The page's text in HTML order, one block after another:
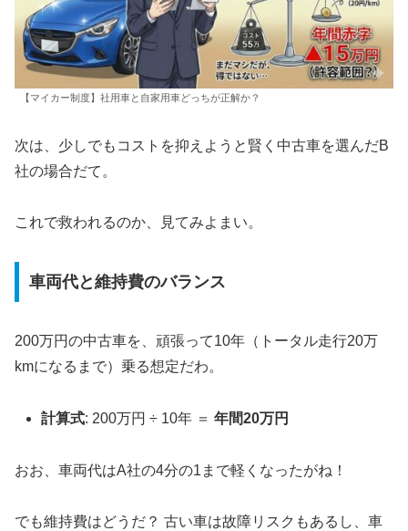
【マイカー制度】社用車と自家用車どっちが正解か？
次は、少しでもコストを抑えようと賢く中古車を選んだB
社の場合だて。
これで救われるのか、見てみよまい。
車両代と維持費のバランス
200万円の中古車を、頑張って10年（トータル走行20万
kmになるまで）乗る想定だわ。
計算式: 200万円 ÷ 10年 ＝年間20万円
おお、車両代はA社の4分の1まで軽くなったがね！
でも維持費はどうだ？ 古い車は故障リスクもあるし、車